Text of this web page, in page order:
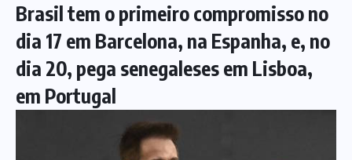
Brasil tem o primeiro compromisso no
dia 17 em Barcelona, na Espanha, e, no
dia 20, pega senegaleses em Lisboa,
em Portugal